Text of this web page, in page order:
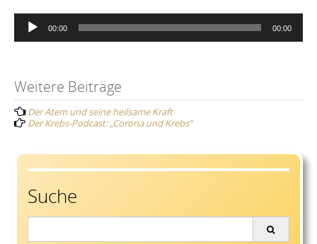
Audio
Player
00:00 00:00
Post
navigation
Weitere Beiträge
Der Atem und seine heilsame Kraft
Der Krebs-Podcast: „Corona und Krebs“
Suche